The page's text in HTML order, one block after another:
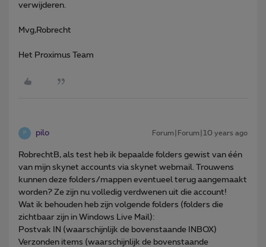
verwijderen.
Mvg,Robrecht
Het Proximus Team
P pilo Forum|Forum|10 years ago
RobrechtB, als test heb ik bepaalde folders gewist van één
van mijn skynet accounts via skynet webmail. Trouwens
kunnen deze folders/mappen eventueel terug aangemaakt
worden? Ze zijn nu volledig verdwenen uit die account!
Wat ik behouden heb zijn volgende folders (folders die
zichtbaar zijn in Windows Live Mail):
Postvak IN (waarschijnlijk de bovenstaande INBOX)
Verzonden items (waarschijnlijk de bovenstaande